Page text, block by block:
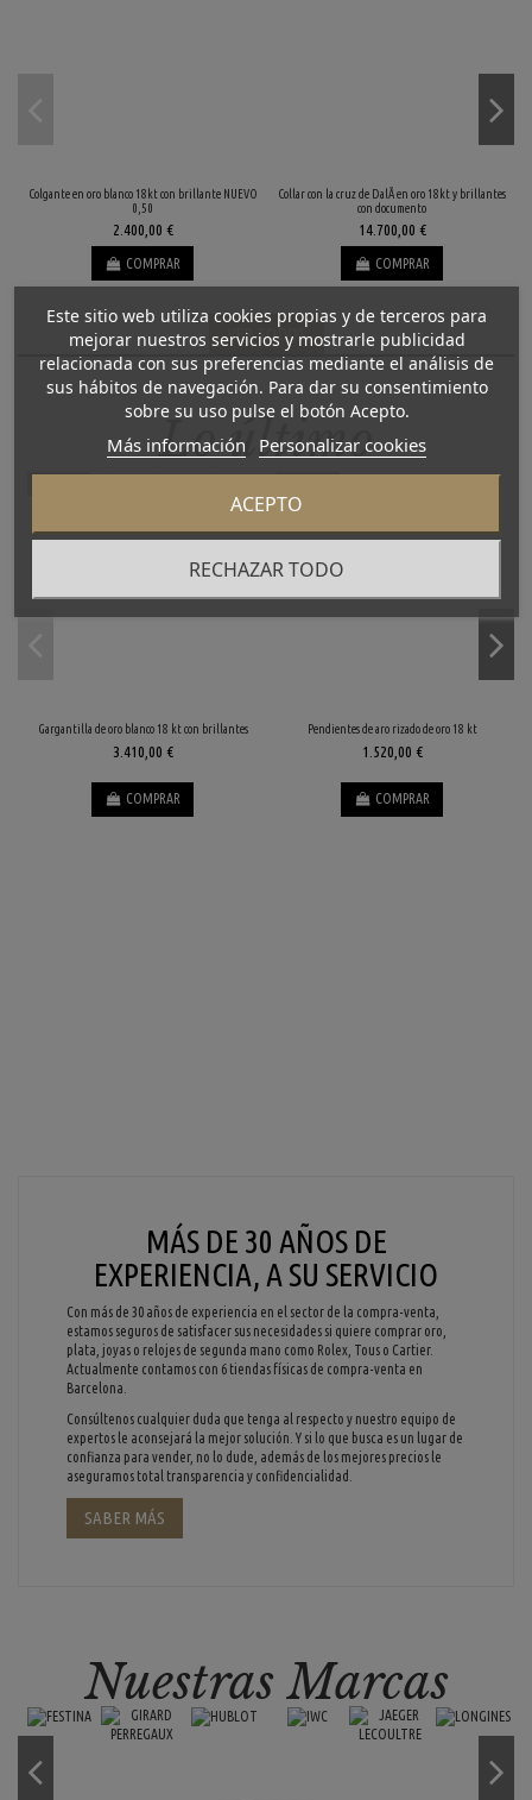
Colgante en oro blanco 18kt con brillante NUEVO
0,50
2.400,00 €
COMPRAR
Collar con la cruz de DalÃ­ en oro 18kt y brillantes
con documento
14.700,00 €
COMPRAR
VER TODOS
Lo último
Gargantilla de oro blanco 18 kt con brillantes
3.410,00 €
COMPRAR
Pendientes de aro rizado de oro 18 kt
1.520,00 €
COMPRAR
MÁS DE 30 AÑOS DE
EXPERIENCIA, A SU SERVICIO
Con más de 30 años de experiencia en el sector de la compra-venta,
estamos seguros de satisfacer sus necesidades si quiere comprar oro,
plata, joyas o relojes de segunda mano como Rolex, Tous o Cartier.
Actualmente contamos con 6 tiendas físicas de compra-venta en
Barcelona.
Consúltenos cualquier duda que tenga al respecto y nuestro equipo de
expertos le aconsejará la mejor solución. Y si lo que busca es un lugar de
confianza para vender, no lo dude, además de los mejores precios le
aseguramos total transparencia y confidencialidad.
SABER MÁS
Nuestras Marcas
Este sitio web utiliza cookies propias y de terceros para
mejorar nuestros servicios y mostrarle publicidad
relacionada con sus preferencias mediante el análisis de
sus hábitos de navegación. Para dar su consentimiento
sobre su uso pulse el botón Acepto.
Más información Personalizar cookies
RECHAZAR TODO
ACEPTO